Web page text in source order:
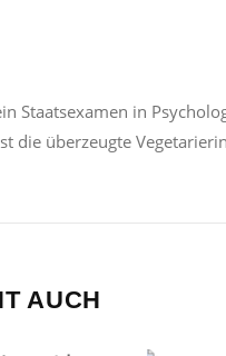
Staatsexamen in
die überzeugte
AUCH